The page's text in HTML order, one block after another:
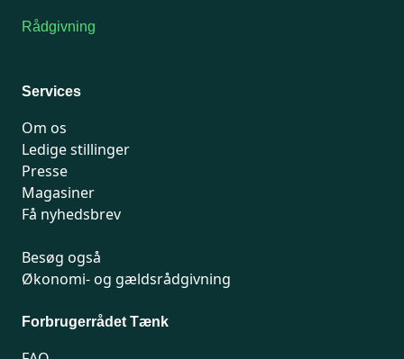
Rådgivning
Services
Om os
Ledige stillinger
Presse
Magasiner
Få nyhedsbrev
Besøg også
Økonomi- og gældsrådgivning
Forbrugerrådet Tænk